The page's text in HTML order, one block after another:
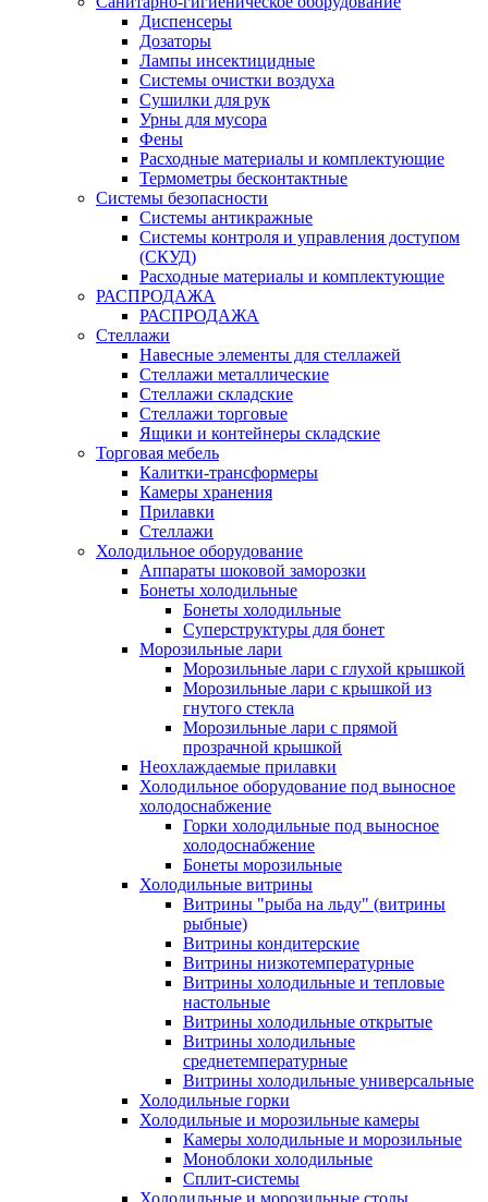
Диспенсеры
Дозаторы
Лампы инсектицидные
Системы очистки воздуха
Сушилки для рук
Урны для мусора
Фены
Расходные материалы и комплектующие
Термометры бесконтактные
Системы безопасности
Системы антикражные
Системы контроля и управления доступом
(СКУД)
Расходные материалы и комплектующие
РАСПРОДАЖА
РАСПРОДАЖА
Стеллажи
Навесные элементы для стеллажей
Стеллажи металлические
Стеллажи складские
Стеллажи торговые
Ящики и контейнеры складские
Торговая мебель
Калитки-трансформеры
Камеры хранения
Прилавки
Стеллажи
Холодильное оборудование
Аппараты шоковой заморозки
Бонеты холодильные
Бонеты холодильные
Суперструктуры для бонет
Морозильные лари
Морозильные лари с глухой крышкой
Морозильные лари с крышкой из
гнутого стекла
Морозильные лари с прямой
прозрачной крышкой
Неохлаждаемые прилавки
Холодильное оборудование под выносное
холодоснабжение
Горки холодильные под выносное
холодоснабжение
Бонеты морозильные
Холодильные витрины
Витрины "рыба на льду" (витрины
рыбные)
Витрины кондитерские
Витрины низкотемпературные
Витрины холодильные и тепловые
настольные
Витрины холодильные открытые
Витрины холодильные
среднетемпературные
Витрины холодильные универсальные
Холодильные горки
Холодильные и морозильные камеры
Камеры холодильные и морозильные
Моноблоки холодильные
Сплит-системы
Холодильные и морозильные столы